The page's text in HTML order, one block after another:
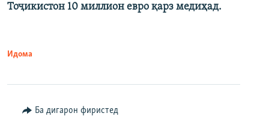
Тоҷикистон 10 миллион евро қарз медиҳад.
Идома
Ба дигарон фиристед